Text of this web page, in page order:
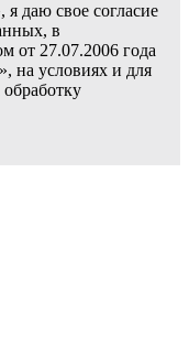
даю свое согласие
в
от 27.07.2006 года
на условиях и для